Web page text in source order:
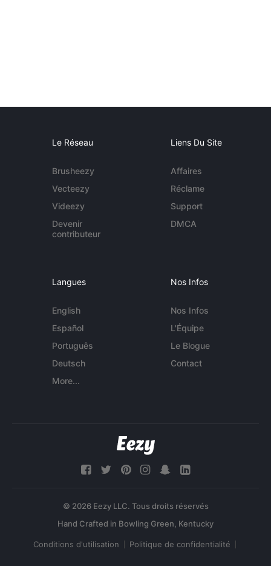
Le Réseau
Brusheezy
Vecteezy
Videezy
Devenir
contributeur
Liens Du Site
Affaires
Réclame
Support
DMCA
Langues
English
Español
Português
Deutsch
More...
Nos Infos
Nos Infos
L'Équipe
Le Blogue
Contact
© 2026 Eezy LLC. Tous droits réservés
Conditions d'utilisation Politique de confidentialité